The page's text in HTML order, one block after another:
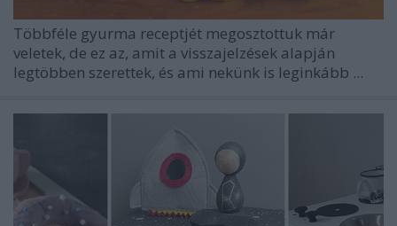
Többféle gyurma receptjét megosztottuk már
veletek, de ez az, amit a visszajelzések alapján
legtöbben szerettek, és ami nekünk is leginkább ...